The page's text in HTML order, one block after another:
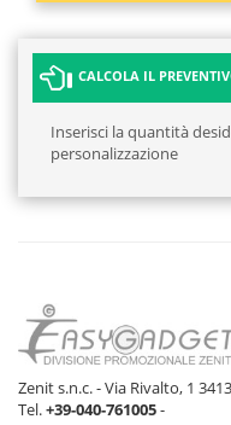
CALCOLA IL
Inserisci la quantità
personalizzazione
Zenit s.n.c. - Via Rivalto, 1
Tel.+39-040-761005-